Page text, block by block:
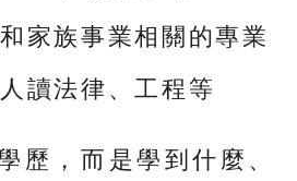
家族事業相關的專業
讀法律、工程等
歷，而是學到什麼、